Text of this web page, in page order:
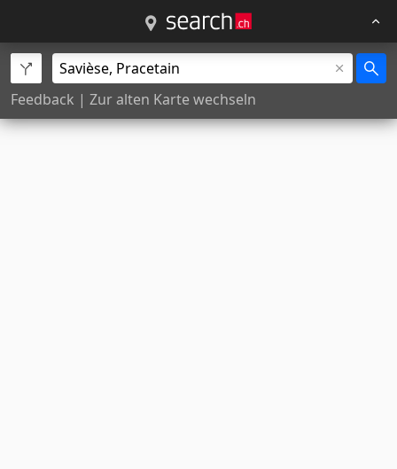
Feedback | Zur alten Karte wechseln